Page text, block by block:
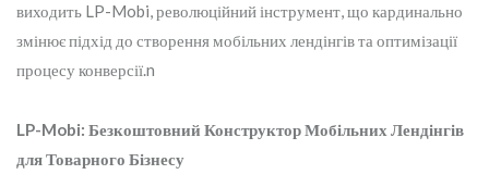
виходить LP-Mobi, революційний інструмент, що кардинально
змінює підхід до створення мобільних лендінгів та оптимізації
процесу конверсії.n
LP-Mobi: Безкоштовний Конструктор Мобільних Лендінгів
для Товарного Бізнесу